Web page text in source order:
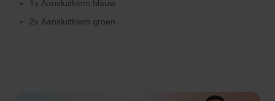
1x Aansluitklem blauw
2x Aansluitklem groen